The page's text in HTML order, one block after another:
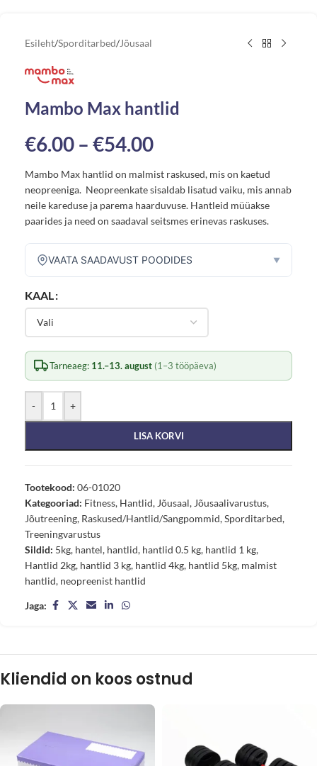
Esileht/Sporditarbed/Jõusaal
Mambo Max hantlid
€6.00 – €54.00
Mambo Max hantlid on malmist raskused, mis on kaetud
neopreeniga. Neopreenkate sisaldab lisatud vaiku, mis annab
neile kareduse ja parema haarduvuse. Hantleid müüakse
paarides ja need on saadaval seitsmes erinevas raskuses.
VAATA SAADAVUST POODIDES ▼
KAAL
Tarneaeg: 11.–13. august (1–3 tööpäeva)
- +
LISA KORVI
Tootekood: 06-01020
Kategooriad: Fitness, Hantlid, Jõusaal, Jõusaalivarustus,
Jõutreening, Raskused/Hantlid/Sangpommid,Sporditarbed,
Treeningvarustus
Sildid: 5kg, hantel, hantlid, hantlid 0.5 kg, hantlid 1 kg,
Hantlid 2kg, hantlid 3 kg, hantlid 4kg, hantlid 5kg, malmist
hantlid, neopreenist hantlid
Jaga:
Kliendid on koos ostnud